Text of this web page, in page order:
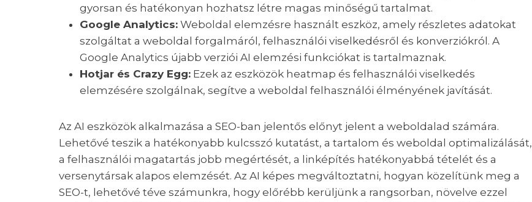
gyorsan és hatékonyan hozhatsz létre magas minőségű tartalmat.
Google Analytics: Weboldal elemzésre használt eszköz, amely részletes adatokat
szolgáltat a weboldal forgalmáról, felhasználói viselkedésről és konverziókról. A
Google Analytics újabb verziói AI elemzési funkciókat is tartalmaznak.
Hotjar és Crazy Egg: Ezek az eszközök heatmap és felhasználói viselkedés
elemzésére szolgálnak, segítve a weboldal felhasználói élményének javítását.
Az AI eszközök alkalmazása a SEO-ban jelentős előnyt jelent a weboldalad számára.
Lehetővé teszik a hatékonyabb kulcsszó kutatást, a tartalom és weboldal optimalizálását,
a felhasználói magatartás jobb megértését, a linképítés hatékonyabbá tételét és a
versenytársak alapos elemzését. Az AI képes megváltoztatni, hogyan közelítünk meg a
SEO-t, lehetővé téve számunkra, hogy előrébb kerüljünk a rangsorban, növelve ezzel